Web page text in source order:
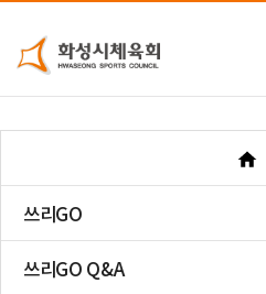
쓰리GO
쓰리GO Q&A